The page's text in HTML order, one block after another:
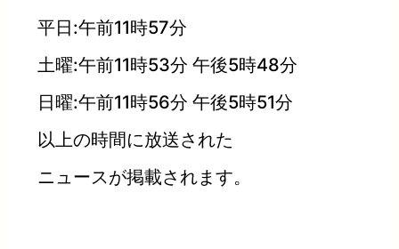
平日:午前11時57分
土曜:午前11時53分 午後5時48分
日曜:午前11時56分 午後5時51分
以上の時間に放送された
ニュースが掲載されます。